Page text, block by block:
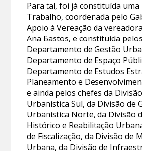
Para tal, foi já constituída uma
Trabalho, coordenada pelo
Apoio à Vereação da
Ana Bastos, e constituída
Departamento de Gestão
Departamento de Espaço
Departamento de Estudos
Planeamento e
e ainda pelos chefes da
Urbanística Sul, da Divisão de
Urbanística Norte, da Divisão
Histórico e Reabilitação
de Fiscalização, da Divisão de
Urbana, da Divisão de